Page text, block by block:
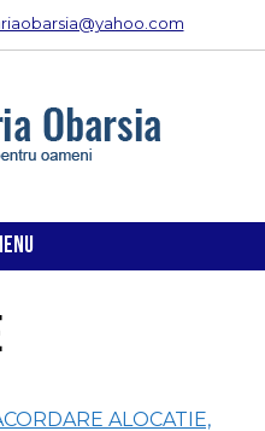
ALOCATIE,